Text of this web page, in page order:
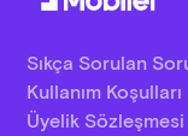
Sıkça Sorulan
Kullanım Koşulları
Üyelik Sözleşmesi